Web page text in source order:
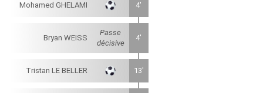
Mohamed GHELAMI 4'
Bryan WEISS
Passe
décisive
4'
Tristan LE BELLER 13'